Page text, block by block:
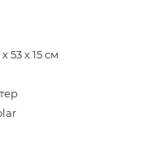
53 х 15 см